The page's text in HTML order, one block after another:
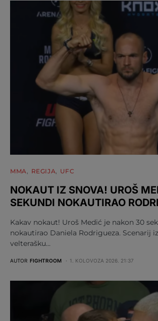
MMA REGIJA UFC
NOKAUT IZ SNOVA! UROŠ
SEKUNDI NOKAUTIRAO
Kakav nokaut! Uroš Medić je nakon 30
nokautirao Daniela Rodrigueza. Scenarij
velterašku…
AUTOR FIGHTROOM 1. KOLOVOZA 2026. 21:37